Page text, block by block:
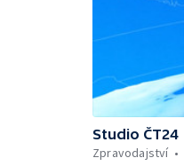
Studio ČT24
Zpravodajství